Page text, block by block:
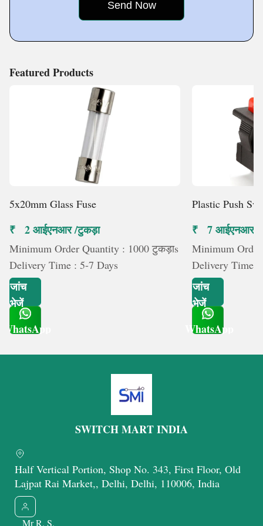
Featured Products
5x20mm Glass Fuse
₹ 2 आईएनआर /टुकड़ा
Minimum Order Quantity : 1000 टुकड़ाs
Delivery Time : 5-7 Days
जांच
भेजें
WhatsApp
Plastic Push
₹ 7 आईएनआर /
Minimum
Delivery Time :
जांच
भेजें
WhatsApp
SWITCH MART INDIA
Half Vertical Portion, Shop No. 343, First Floor, Old
Lajpat Rai Market,, Delhi, Delhi, 110006, India
Mr R. S.